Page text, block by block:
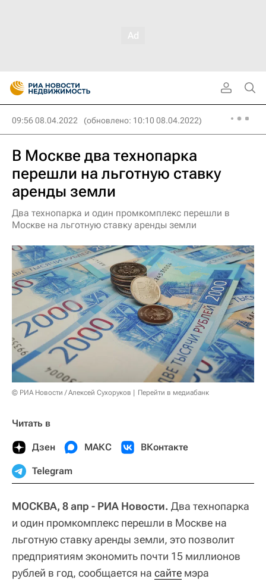
09:56 08.04.2022 (обновлено: 10:10 08.04.2022)
В Москве два технопарка
перешли на льготную ставку
аренды земли
Два технопарка и один промкомплекс перешли в
Москве на льготную ставку аренды земли
© РИА Новости / Алексей Сухоруков Перейти в медиабанк
Читать в
Дзен МАКС ВКонтакте
Telegram
МОСКВА, 8 апр - РИА Новости. Два технопарка
и один промкомплекс перешли в Москве на
льготную ставку аренды земли, это позволит
предприятиям экономить почти 15 миллионов
рублей в год, сообщается на сайте мэра